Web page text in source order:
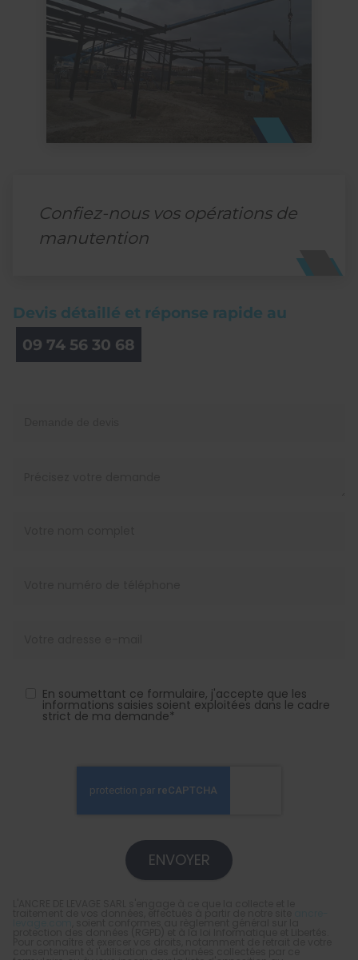
Confiez-nous vos opérations de
manutention
Devis détaillé et réponse rapide au
09 74 56 30 68
En soumettant ce formulaire, j'accepte que les
informations saisies soient exploitées dans le cadre
strict de ma demande*